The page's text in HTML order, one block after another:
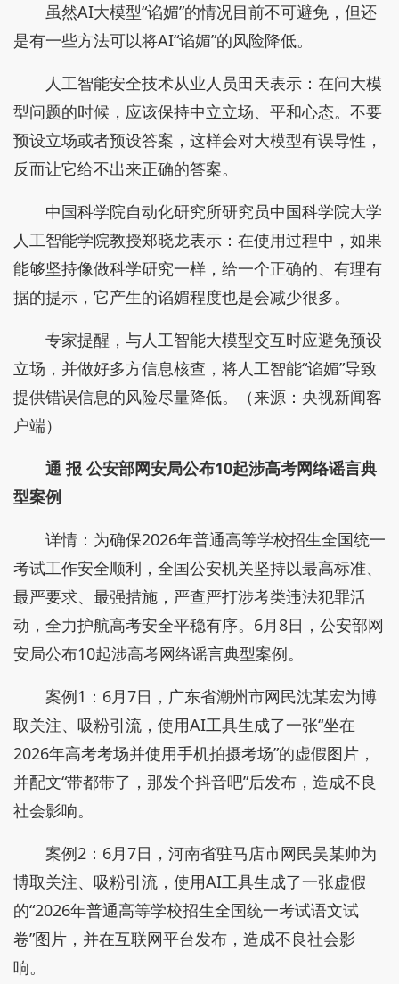
虽然AI大模型“谄媚”的情况目前不可避免，但还
是有一些方法可以将AI“谄媚”的风险降低。
人工智能安全技术从业人员田天表示：在问大模
型问题的时候，应该保持中立立场、平和心态。不要
预设立场或者预设答案，这样会对大模型有误导性，
反而让它给不出来正确的答案。
中国科学院自动化研究所研究员中国科学院大学
人工智能学院教授郑晓龙表示：在使用过程中，如果
能够坚持像做科学研究一样，给一个正确的、有理有
据的提示，它产生的谄媚程度也是会减少很多。
专家提醒，与人工智能大模型交互时应避免预设
立场，并做好多方信息核查，将人工智能“谄媚”导致
提供错误信息的风险尽量降低。（来源：央视新闻客
户端）
通 报 公安部网安局公布10起涉高考网络谣言典
型案例
详情：为确保2026年普通高等学校招生全国统一
考试工作安全顺利，全国公安机关坚持以最高标准、
最严要求、最强措施，严查严打涉考类违法犯罪活
动，全力护航高考安全平稳有序。6月8日，公安部网
安局公布10起涉高考网络谣言典型案例。
案例1：6月7日，广东省潮州市网民沈某宏为博
取关注、吸粉引流，使用AI工具生成了一张“坐在
2026年高考考场并使用手机拍摄考场”的虚假图片，
并配文“带都带了，那发个抖音吧”后发布，造成不良
社会影响。
案例2：6月7日，河南省驻马店市网民吴某帅为
博取关注、吸粉引流，使用AI工具生成了一张虚假
的“2026年普通高等学校招生全国统一考试语文试
卷”图片，并在互联网平台发布，造成不良社会影
响。